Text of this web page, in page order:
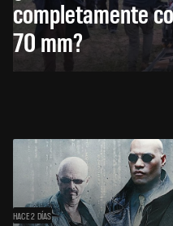
completamente
70 mm?
HACE 2 DÍAS